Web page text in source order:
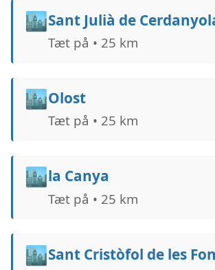
🏙️Sant Julià de
Tæt på • 25 km
🏙️Olost
Tæt på • 25 km
🏙️la Canya
Tæt på • 25 km
🏙️Sant Cristòfol de les